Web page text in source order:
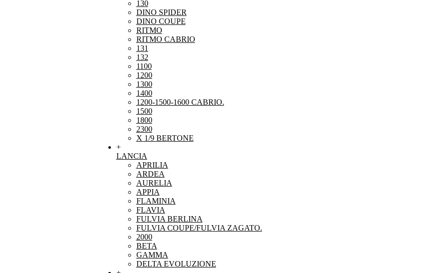
130
DINO SPIDER
DINO COUPE
RITMO
RITMO CABRIO
131
132
1100
1200
1300
1400
1200-1500-1600 CABRIO.
1500
1800
2300
X 1/9 BERTONE
+
LANCIA
APRILIA
ARDEA
AURELIA
APPIA
FLAMINIA
FLAVIA
FULVIA BERLINA
FULVIA COUPE/FULVIA ZAGATO.
2000
BETA
GAMMA
DELTA EVOLUZIONE